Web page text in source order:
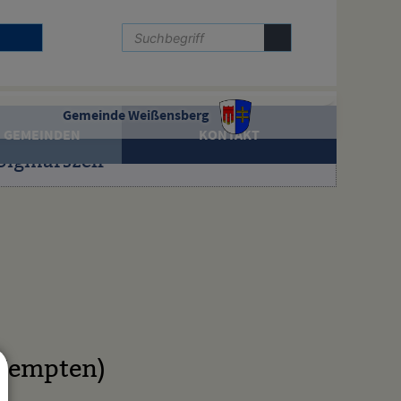
Gemeinde Weißensberg
GEMEINDEN KONTAKT